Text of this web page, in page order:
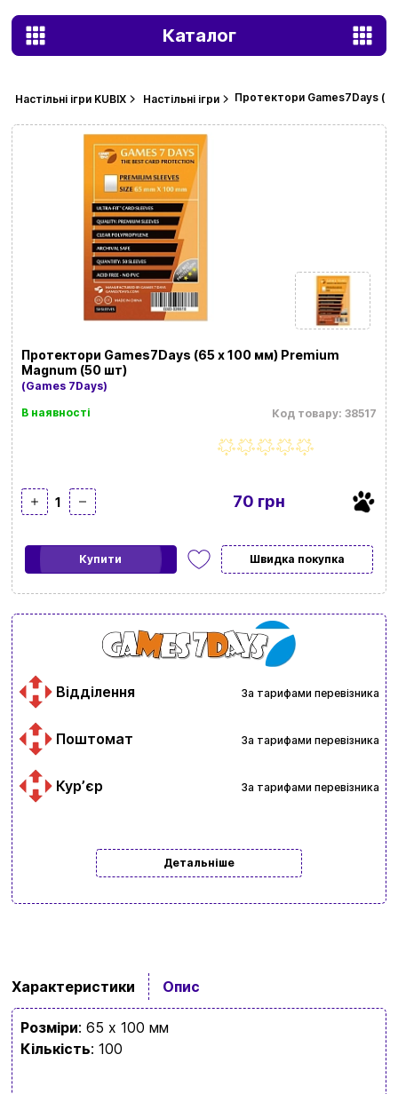
Каталог
Настільні ігри KUBIX Настільні ігри Протектори Games7Days
Протектори Games7Days (65 x 100 мм) Premium
Magnum (50 шт)
(Games 7Days)
Код товару: 38517
В наявності
70 грн
1
Купити Швидка покупка
Відділення За тарифами перевізника
Поштомат За тарифами перевізника
Курʼєр За тарифами перевізника
Детальніше
Характеристики Опис
Розміри: 65 x 100 мм
Кількість: 100
Доставка та оплата